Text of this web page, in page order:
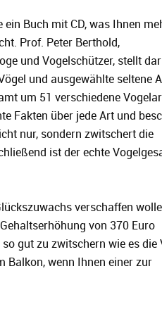
ein Buch mit CD, was Ihnen
Prof. Peter Berthold,
und Vogelschützer, stellt
und ausgewählte seltene
um 51 verschiedene
Fakten über jede Art und
nur, sondern zwitschert die
ist der echte
verschaffen
von 370 Euro
gut zu zwitschern wie es die
Balkon, wenn Ihnen einer zur